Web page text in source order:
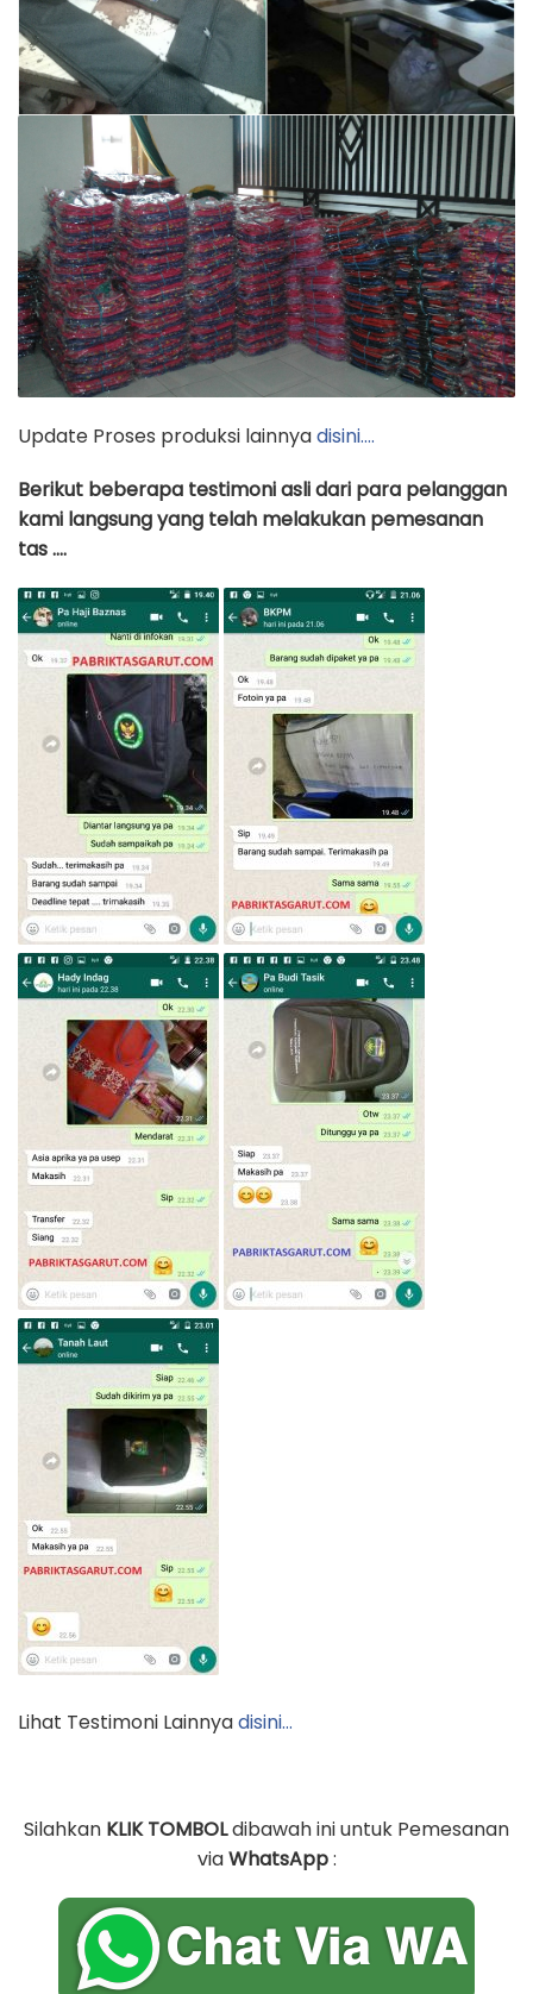
Update Proses produksi lainnyadisini….
Berikut beberapa testimoni asli dari para pelanggan
kami langsung yang telah melakukan pemesanan
tas ….
Lihat Testimoni Lainnyadisini…
Silahkan KLIK TOMBOLdibawah ini untuk Pemesanan
viaWhatsApp: